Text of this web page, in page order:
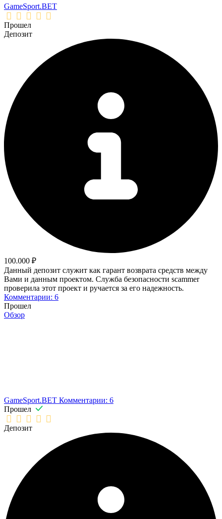
GameSport.BET
Прошел
Депозит
100.000 ₽
Данный депозит служит как гарант возврата средств между
Вами и данным проектом. Служба безопасности scammer
проверила этот проект и ручается за его надежность.
Комментарии: 6
Прошел
Обзор
GameSport.BET Комментарии: 6
Прошел
Депозит